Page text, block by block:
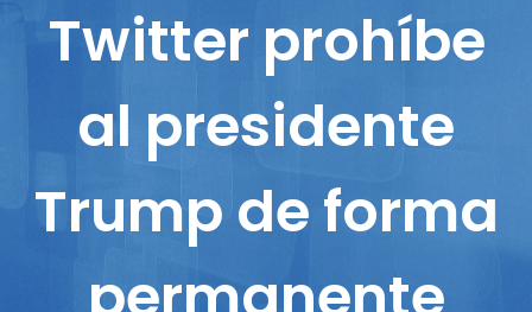
Reportajes
Columnistas
Twitter prohíbe
al presidente
Trump de forma